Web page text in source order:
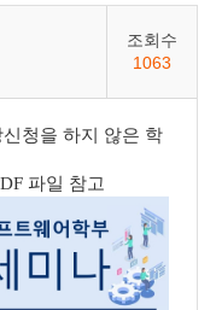
조회수
1063
신청을 하지 않은 학
파일 참고